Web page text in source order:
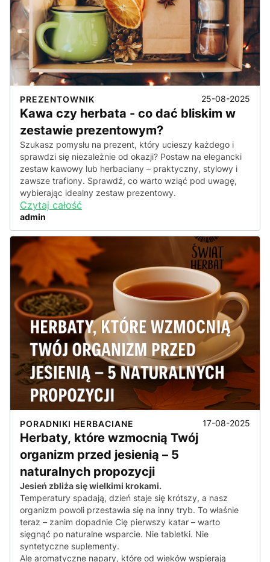
PREZENTOWNIK 25-08-2025
Kawa czy herbata - co dać bliskim w
zestawie prezentowym?
Szukasz pomysłu na prezent, który ucieszy każdego i
sprawdzi się niezależnie od okazji? Postaw na elegancki
zestaw kawowy lub herbaciany – praktyczny, stylowy i
zawsze trafiony. Sprawdź, co warto wziąć pod uwagę,
wybierając idealny zestaw prezentowy.
Czytaj całość
admin
PORADNIKI HERBACIANE 17-08-2025
Herbaty, które wzmocnią Twój
organizm przed jesienią – 5
naturalnych propozycji
Jesień zbliża się wielkimi krokami.
Temperatury spadają, dzień staje się krótszy, a nasz
organizm powoli przestawia się na inny tryb. To właśnie
teraz – zanim dopadnie Cię pierwszy katar – warto
sięgnąć po naturalne wsparcie. Nie tabletki. Nie
syntetyczne suplementy.
Ale aromatyczne napary, które od wieków wspierają